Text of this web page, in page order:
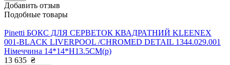
Добавить отзыв
Подобные товары
Pinetti БОКС ДЛЯ СЕРВЕТОК КВАДРАТНИЙ KLEENEX
001-BLACK LIVERPOOL /CHROMED DETAIL 1344.029.001
Німеччина 14*14*H13.5CM(р)
13 635 ₴